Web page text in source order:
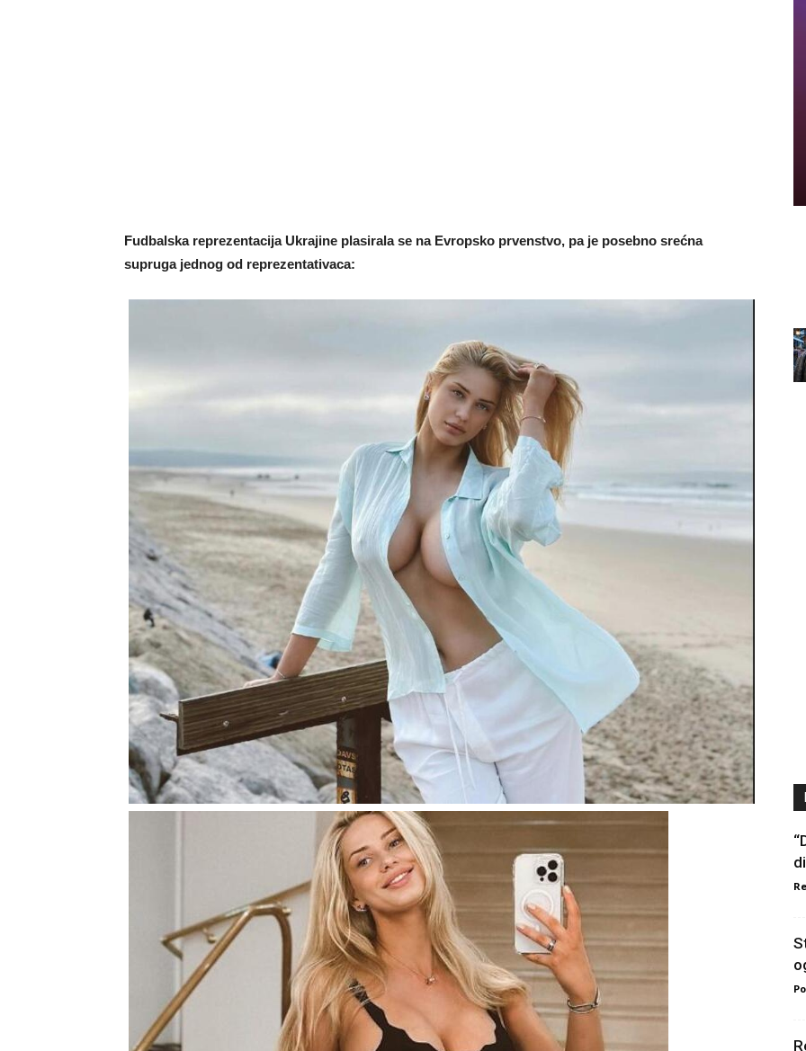
Fudbalska reprezentacija Ukrajine plasirala se na Evropsko prvenstvo, pa je posebno srećna
supruga jednog od reprezentativaca: